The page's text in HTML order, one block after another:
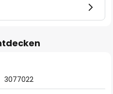
3077022